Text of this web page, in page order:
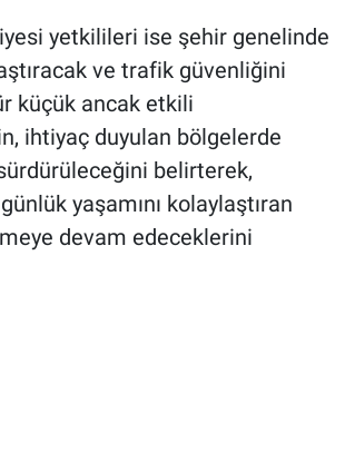
yetkilileri ise şehir genelinde
ve trafik güvenliğini
küçük ancak etkili
ihtiyaç duyulan bölgelerde
belirterek,
yaşamını kolaylaştıran
devam edeceklerini